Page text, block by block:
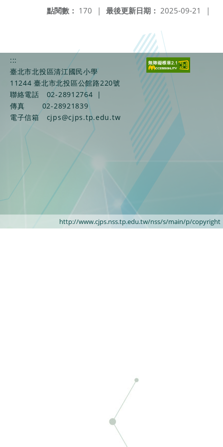
最後更新日期： 2025-09-21 |
點閱數： 170 |
:::
臺北市北投區清江國民小學
11244 臺北市北投區公館路220號
聯絡電話
02-28912764
|
傳真
02-28921839
電子信箱
cjps@cjps.tp.edu.tw
http://www.cjps.nss.tp.edu.tw/nss/s/main/p/copyright